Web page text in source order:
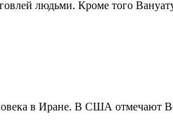
людьми. Кроме того
в Иране. В США отмечают